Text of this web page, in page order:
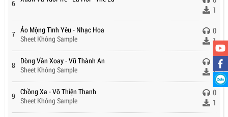
6
1
7 Ảo Mộng Tình Yêu - Nhạc Hoa
Sheet Không Sample
0
1
8 Dòng Vần Xoay - Vũ Thành An
Sheet Không Sample
1
9 Chồng Xa - Võ Thiện Thanh
Sheet Không Sample
0
1